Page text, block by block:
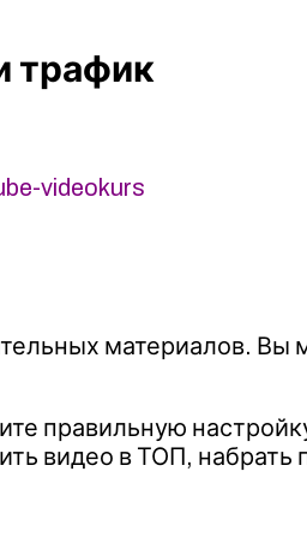
трафик
videokurs
материалов.
правильную
видео в ТОП,